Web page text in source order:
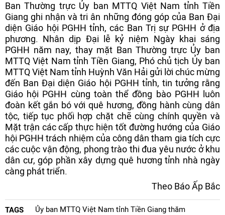
Ban Thường trực Ủy ban MTTQ Việt Nam tỉnh Tiền
Giang ghi nhận và tri ân những đóng góp của Ban Đại
diện Giáo hội PGHH tỉnh, các Ban Trị sự PGHH ở địa
phương. Nhân dịp Đại lễ kỷ niệm Ngày khai sáng
PGHH năm nay, thay mặt Ban Thường trực Ủy ban
MTTQ Việt Nam tỉnh Tiền Giang, Phó chủ tịch Ủy ban
MTTQ Việt Nam tỉnh Huỳnh Văn Hải gửi lời chúc mừng
đến Ban Đại diện Giáo hội PGHH tỉnh, tin tưởng rằng
Giáo hội PGHH cùng toàn thể đồng bào PGHH luôn
đoàn kết gắn bó với quê hương, đồng hành cùng dân
tộc, tiếp tục phối hợp chặt chẽ cùng chính quyền và
Mặt trận các cấp thực hiện tốt đường hướng của Giáo
hội PGHH trách nhiệm của công dân tham gia tích cực
các cuộc vận động, phong trào thi đua yêu nước ở khu
dân cư, góp phần xây dựng quê hương tỉnh nhà ngày
càng phát triển.
Theo Báo Ấp Bắc
TAGS
Ủy ban MTTQ Việt Nam tỉnh Tiền Giang thăm